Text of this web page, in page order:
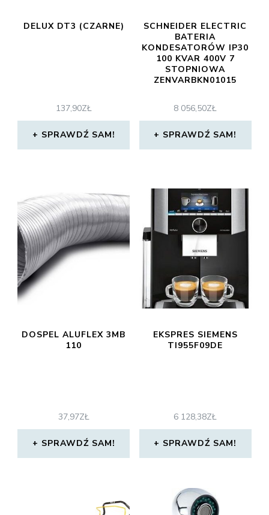
DELUX DT3 (CZARNE)
137,90ZŁ
SPRAWDŹ SAM!
SCHNEIDER ELECTRIC
BATERIA
KONDESATORÓW IP30
100 KVAR 400V 7
STOPNIOWA
ZENVARBKN01015
8 056,50ZŁ
SPRAWDŹ SAM!
DOSPEL ALUFLEX 3MB
110
37,97ZŁ
SPRAWDŹ SAM!
EKSPRES SIEMENS
TI955F09DE
6 128,38ZŁ
SPRAWDŹ SAM!